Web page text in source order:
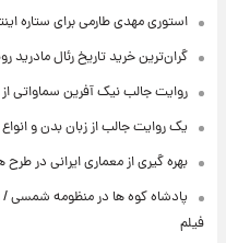
استوری مهدی طارمی برای ستاره
گران‌ترین خرید تاریخ رئال مادرید
روایت جالب نیک آفرین سماواتی
یک روایت جالب از زبان بدن و انواع
بهره گیری از معماری ایرانی در طرح
پادشاه کوه ها در منظومه شمسی
فیلم